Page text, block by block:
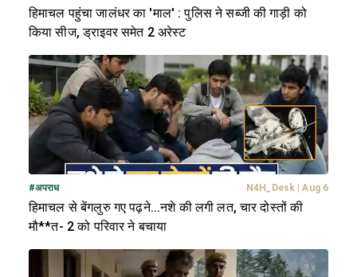
हिमाचल पहुंचा जालंधर का 'माल' : पुलिस ने सब्जी की गाड़ी को
किया सीज, ड्राइवर समेत 2 अरेस्ट
#अपराध N4H_Desk | Aug 6
हिमाचल से बेंगलुरु गए पढ़ने...नशे की लगी लत, चार दोस्तों की
मौ**त- 2 को परिवार ने बचाया